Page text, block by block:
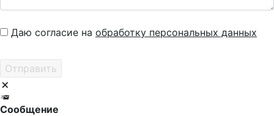
Даю согласие на обработку персональных данных
Сообщение